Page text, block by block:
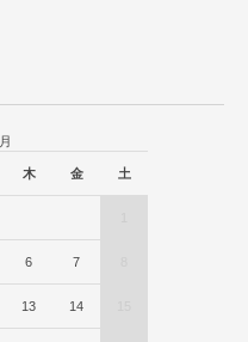
木 金 土
6 7
13 14